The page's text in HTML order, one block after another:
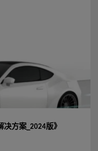
方案_2024版》